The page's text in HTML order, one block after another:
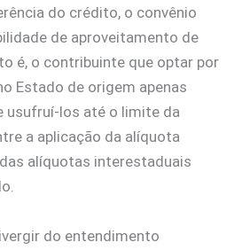
do crédito, o convênio
de aproveitamento de
é, o contribuinte que optar por
Estado de origem apenas
usufruí-los até o limite da
a aplicação da alíquota
alíquotas interestaduais
do entendimento